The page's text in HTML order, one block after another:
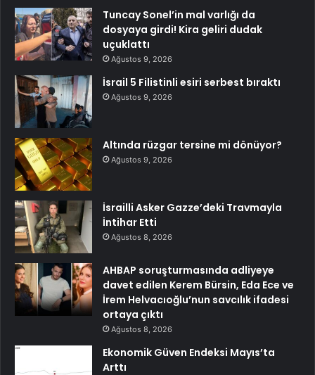
Tuncay Sonel’in mal varlığı da
dosyaya girdi! Kira geliri dudak
uçuklattı
Ağustos 9, 2026
İsrail 5 Filistinli esiri serbest bıraktı
Ağustos 9, 2026
Altında rüzgar tersine mi dönüyor?
Ağustos 9, 2026
İsrailli Asker Gazze’deki Travmayla
İntihar Etti
Ağustos 8, 2026
AHBAP soruşturmasında adliyeye
davet edilen Kerem Bürsin, Eda Ece ve
İrem Helvacıoğlu’nun savcılık ifadesi
ortaya çıktı
Ağustos 8, 2026
Ekonomik Güven Endeksi Mayıs’ta
Arttı